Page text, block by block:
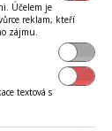
nebo
možné fotky
Účelem je
reklam, kteří
zájmu.
textová s